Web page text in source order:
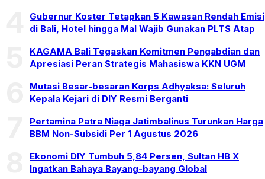
Gubernur Koster Tetapkan 5 Kawasan Rendah Emisi
di Bali, Hotel hingga Mal Wajib Gunakan PLTS Atap
KAGAMA Bali Tegaskan Komitmen Pengabdian dan
Apresiasi Peran Strategis Mahasiswa KKN UGM
Mutasi Besar-besaran Korps Adhyaksa: Seluruh
Kepala Kejari di DIY Resmi Berganti
Pertamina Patra Niaga Jatimbalinus Turunkan Harga
BBM Non-Subsidi Per 1 Agustus 2026
Ekonomi DIY Tumbuh 5,84 Persen, Sultan HB X
Ingatkan Bahaya Bayang-bayang Global